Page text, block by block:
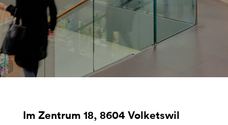
Im Zentrum 18, 8604 Volketswil